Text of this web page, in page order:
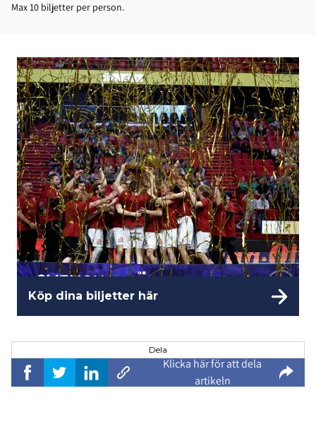
Max 10 biljetter per person.
Köp dina biljetter här
Dela
Klicka här för att dela
artikeln